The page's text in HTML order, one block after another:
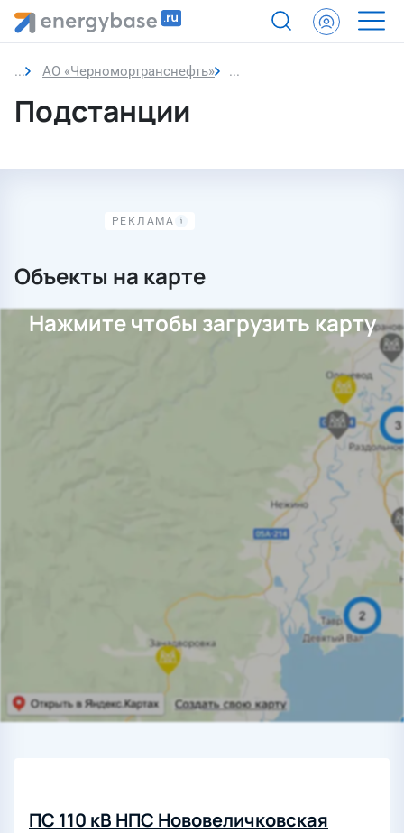
АО «Черномортранснефть» Подстанции
Подстанции
Объекты на карте
Нажмите чтобы загрузить карту
ПС 110 кВ НПС Нововеличковская